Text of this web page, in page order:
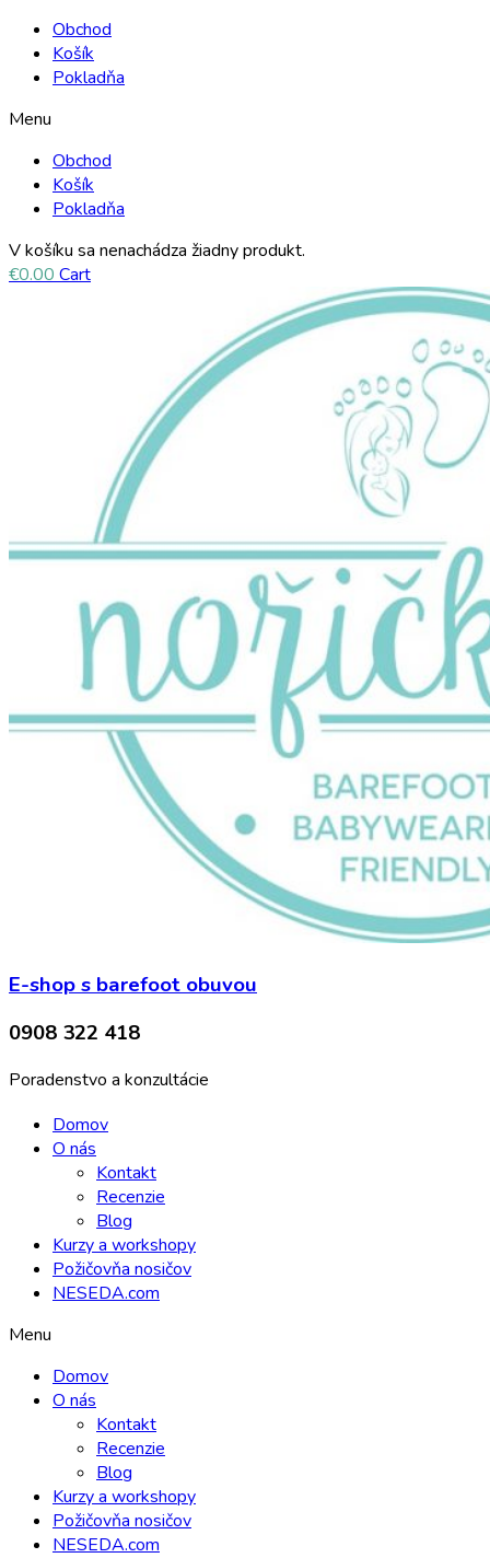
Obchod
Košík
Pokladňa
Menu
Obchod
Košík
Pokladňa
V košíku sa nenachádza žiadny produkt.
€0.00 Cart
E-shop s barefoot obuvou
0908 322 418
Poradenstvo a konzultácie
Domov
O nás
Kontakt
Recenzie
Blog
Kurzy a workshopy
Požičovňa nosičov
NESEDA.com
Menu
Domov
O nás
Kontakt
Recenzie
Blog
Kurzy a workshopy
Požičovňa nosičov
NESEDA.com